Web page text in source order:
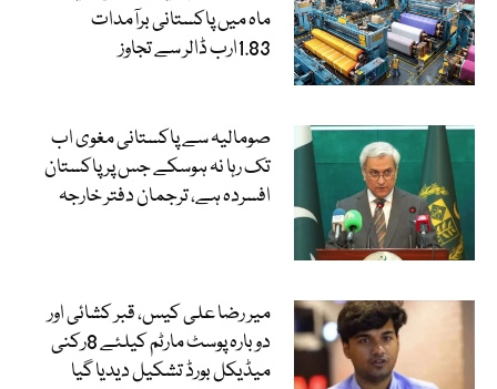
ماہ میں پاکستانی برآمدات
1.83ارب ڈالر سے تجاوز
صومالیہ سے پاکستانی مغوی اب
تک رہا نہ ہوسکے جس پر پاکستان
افسردہ ہے، ترجمان دفتر خارجہ
میر رضا علی کیس، قبر کشائی اور
دوبارہ پوسٹ مارٹم کیلئے 8رکنی
میڈیکل بورڈ تشکیل دیدیا گیا